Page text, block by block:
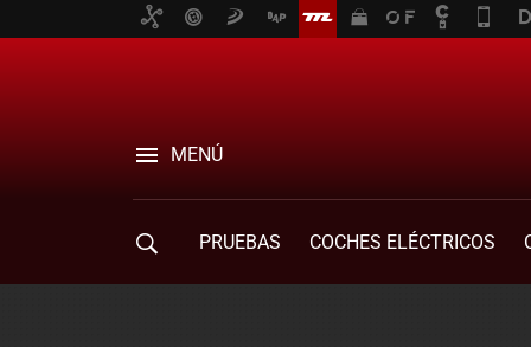
MENÚ
PRUEBAS COCHES ELÉCTRICOS